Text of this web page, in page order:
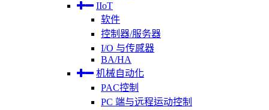
IIoT
软件
控制器/服务器
I/O 与传感器
BA/HA
机械自动化
PAC控制
PC 端与远程运动控制